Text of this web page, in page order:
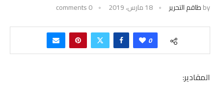
byطاقم التحرير 18 مارس، 2019 0 comments
0
المقادير: